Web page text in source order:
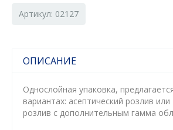
Артикул: 02127
ОПИСАНИЕ
Однослойная упаковка,
вариантах: асептический розлив или
розлив с дополнительным гамма